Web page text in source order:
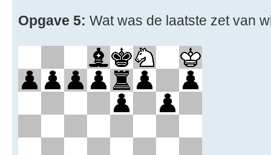
Opgave 5: Wat was de laatste zet van